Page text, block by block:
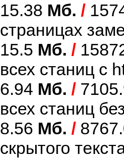
15.38 Мб. /
страницах
15.5 Мб. /
всех станиц с
6.94 Мб. /
всех станиц
8.56 Мб. /
скрытого